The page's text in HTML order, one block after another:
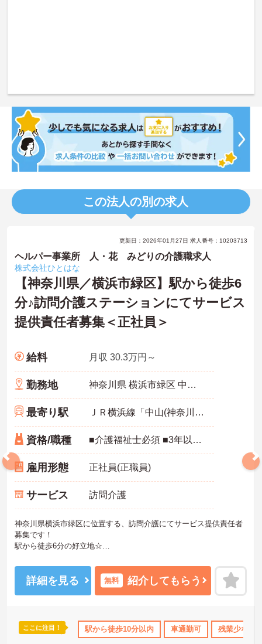
この法人の別の求人
日勤のみ 年間休日110日以上 研修制度あり ボーナス・
更新日：2026年01月27日 求人番号：10203713
ヘルパー事業所 人・花 みどりの介護職求人
株式会社ひとはな
【神奈川県／横浜市緑区】駅から徒歩6
分♪訪問介護ステーションにてサービス
提供責任者募集＜正社員＞
給料 月収 30.3万円～
勤務地 神奈川県 横浜市緑区 中山3-36-20 テラスハウス中山102
最寄り駅 ＪＲ横浜線「中山(神奈川)駅」徒歩6分
資格/職種 ■介護福祉士必須 ■3年以上の実務経験必須 ※実務経験は訪問介護の実務経験だけでなく、介護保険施設やサービス事業所（デイサービス等）での実務経験を含む
雇用形態 正社員(正職員)
サービス 訪問介護
神奈川県横浜市緑区に位置する、訪問介護にてサービス提供責任者
募集です！
駅から徒歩6分の好立地☆
ご興味のある方には、面接対策ポイントなど、さらに詳細をご案内
しますのでお気軽にご相談ください！
詳細を見る 無料 紹介してもらう
ここに注目！ 駅から徒歩10分以内 車通勤可 残業少なめ